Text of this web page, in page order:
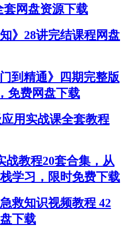
套网盘资源下载
》28讲完结课程网盘
到精通》四期完整版
免费网盘下载
用实战课全套教程
战教程20套合集，从
学习，限时免费下载
救知识视频教程 42
下载